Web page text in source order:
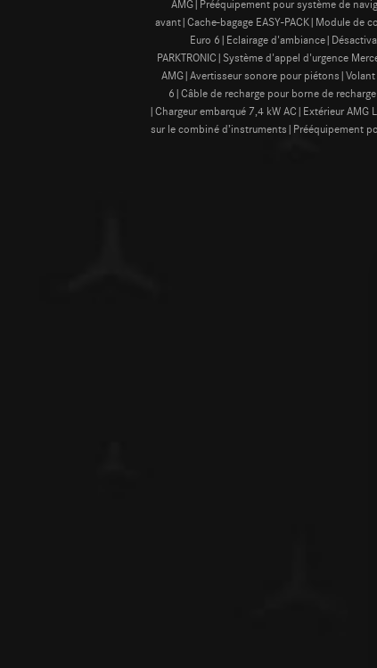
AMG|Prééquipement pour système de
avant|Cache-bagage EASY-PACK|Module de
Euro 6|Eclairage
PARKTRONIC|Système d'appel d'urgence
AMG|Avertisseur sonore pour
6|Câble de recharge pour borne de
|Chargeur embarqué 7,4 kW AC|Extérieur
sur le combiné d’instruments|Prééquipement